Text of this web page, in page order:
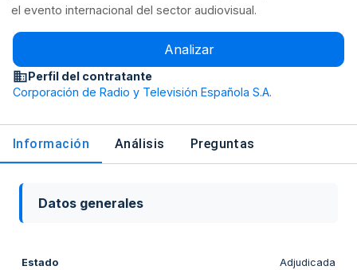
el evento internacional del sector audiovisual.
Analizar
Perfil del contratante
Corporación de Radio y Televisión Española S.A.
Información Análisis Preguntas
Datos generales
Estado Adjudicada